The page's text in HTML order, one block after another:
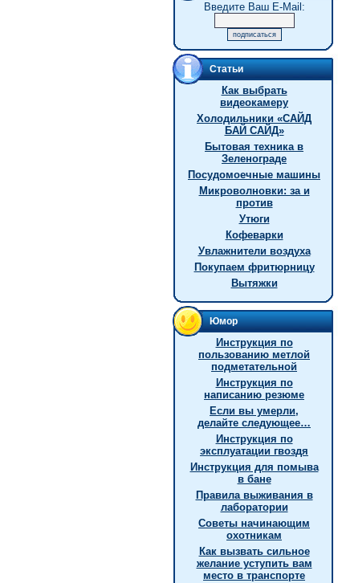
Введите Ваш E-Mail:
Статьи
Как выбрать
видеокамеру
Холодильники «САЙД
БАЙ САЙД»
Бытовая техника в
Зеленограде
Посудомоечные машины
Микроволновки: за и
против
Утюги
Кофеварки
Увлажнители воздуха
Покупаем фритюрницу
Вытяжки
Юмор
Инструкция по
пользованию метлой
подметательной
Инструкция по
написанию резюме
Если вы умерли,
делайте следующее…
Инструкция по
эксплуатации гвоздя
Инструкция для помыва
в бане
Правила выживания в
лаборатории
Советы начинающим
охотникам
Как вызвать сильное
желание уступить вам
место в транспорте